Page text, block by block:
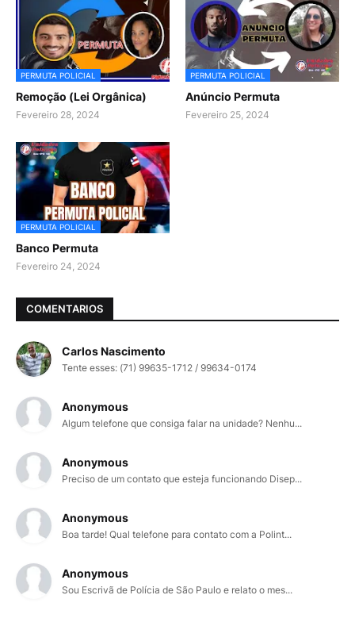
PERMUTA POLICIAL
Remoção (Lei Orgânica)
Fevereiro 28, 2024
PERMUTA POLICIAL
Anúncio Permuta
Fevereiro 25, 2024
PERMUTA POLICIAL
Banco Permuta
Fevereiro 24, 2024
COMENTARIOS
Carlos Nascimento
Tente esses: (71) 99635-1712 / 99634-0174
Anonymous
Algum telefone que consiga falar na unidade? Nenhu...
Anonymous
Preciso de um contato que esteja funcionando Disep...
Anonymous
Boa tarde! Qual telefone para contato com a Polint...
Anonymous
Sou Escrivã de Polícia de São Paulo e relato o mes...